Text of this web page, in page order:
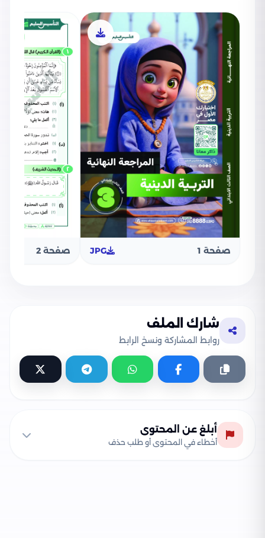
صفحة 1 JPG صفحة 2
شارك الملف
روابط المشاركة ونسخ الرابط
أبلغ عن المحتوى
أخطاء في المحتوى أو طلب حذف